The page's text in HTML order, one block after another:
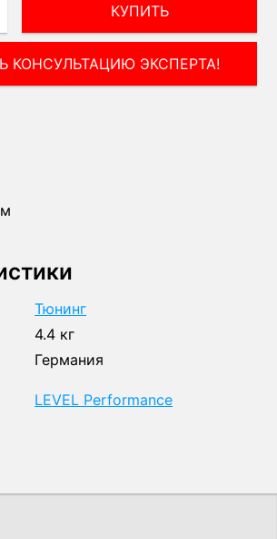
КУПИТЬ
КОНСУЛЬТАЦИЮ ЭКСПЕРТА!
Тюнинг
4.4 кг
Германия
LEVEL Performance